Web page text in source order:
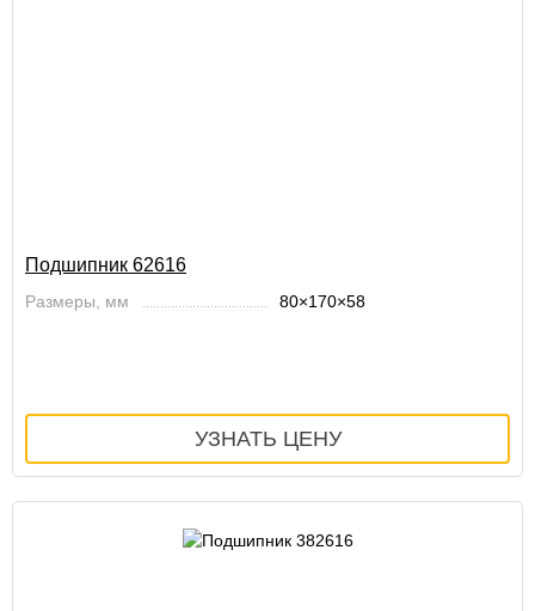
Подшипник 62616
Размеры, мм 80×170×58